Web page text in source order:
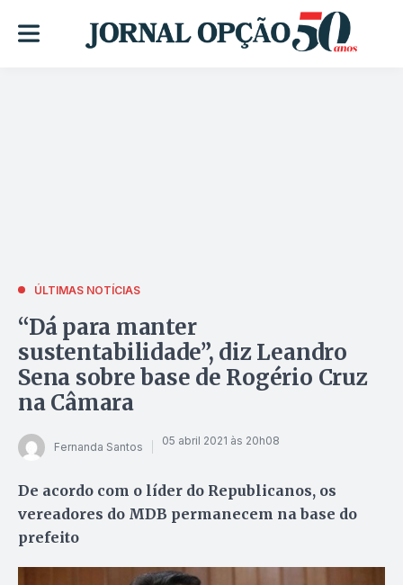
ÚLTIMAS NOTÍCIAS
“Dá para manter
sustentabilidade”, diz Leandro
Sena sobre base de Rogério Cruz
na Câmara
Fernanda Santos 05 abril 2021 às 20h08
De acordo com o líder do Republicanos, os
vereadores do MDB permanecem na base do
prefeito